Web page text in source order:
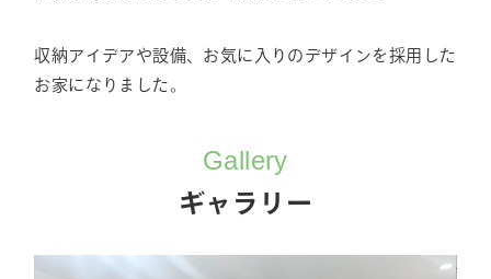
収納アイデアや設備、お気に入りのデザインを採用した
お家になりました。
Gallery
ギャラリー